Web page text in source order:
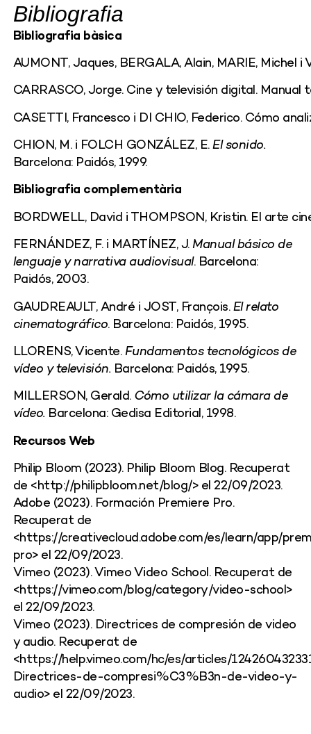
Bibliografia
Bibliografia bàsica
AUMONT, Jaques, BERGALA, Alain, MARIE, Michel
CARRASCO, Jorge. Cine y televisión digital.
CASETTI, Francesco i DI CHIO, Federico. Cómo
CHION, M. i FOLCH GONZÁLEZ, E.El sonido.
Barcelona: Paidós, 1999.
Bibliografia complementària
BORDWELL, David i THOMPSON, Kristin. El arte
FERNÁNDEZ, F. i MARTÍNEZ, J.Manual básico de
lenguaje y narrativa audiovisual. Barcelona:
Paidós, 2003.
GAUDREAULT, André i JOST, François.El relato
cinematográfico. Barcelona: Paidós, 1995.
LLORENS, Vicente.Fundamentos tecnológicos de
vídeo y televisión.Barcelona: Paidós, 1995.
MILLERSON, Gerald. Cómo utilizar la cámara de
vídeo. Barcelona: Gedisa Editorial, 1998.
Recursos Web
Philip Bloom (2023). Philip Bloom Blog. Recuperat
de <http://philipbloom.net/blog/> el 22/09/2023.
Adobe (2023). Formación Premiere Pro.
Recuperat de
<https://creativecloud.adobe.com/es/learn/app/
pro> el 22/09/2023.
Vimeo (2023). Vimeo Video School. Recuperat de
<https://vimeo.com/blog/category/video-school>
el 22/09/2023.
Vimeo (2023). Directrices de compresión de video
y audio. Recuperat de
<https://help.vimeo.com/hc/es/articles/
Directrices-de-compresi%C3%B3n-de-video-y-
audio> el 22/09/2023.